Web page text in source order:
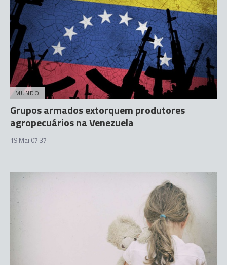
MUNDO
Grupos armados extorquem produtores
agropecuários na Venezuela
19 Mai 07:37